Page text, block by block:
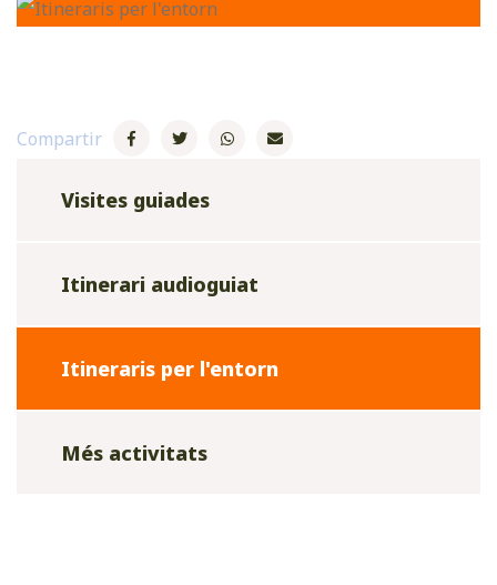
Compartir
Visites guiades
Itinerari audioguiat
Itineraris per l'entorn
Més activitats